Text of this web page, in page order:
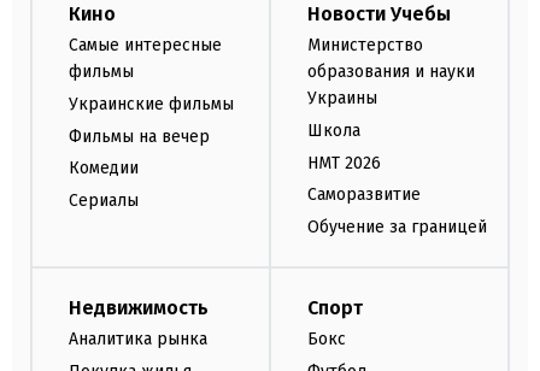
Кино
Самые интересные
фильмы
Украинские фильмы
Фильмы на вечер
Комедии
Сериалы
Новости Учебы
Министерство
образования и науки
Украины
Школа
НМТ 2026
Саморазвитие
Обучение за границей
Недвижимость
Аналитика рынка
Спорт
Бокс